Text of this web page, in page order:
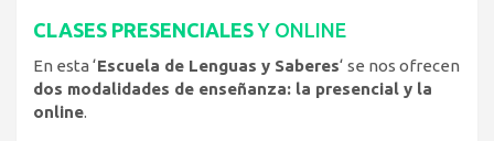
CLASES PRESENCIALESY ONLINE
En esta ‘Escuela de Lenguas y Saberes‘ se nos ofrecen
dos modalidades de enseñanza: la presencial y la
online.